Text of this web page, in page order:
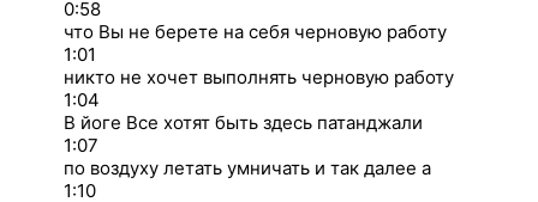
0:58
что Вы не берете на себя черновую работу
1:01
никто не хочет выполнять черновую работу
1:04
В йоге Все хотят быть здесь патанджали
1:07
по воздуху летать умничать и так далее а
1:10